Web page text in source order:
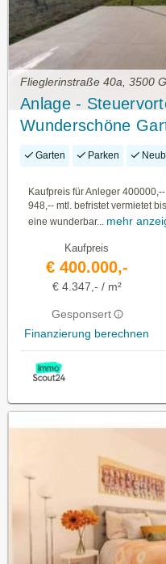
Flieglerinstraße 40a, 3500
Anlage -
Wunderschöne
Garten Parken
Kaufpreis für Anleger
948,-- mtl. befristet vermietet
eine wunderbar... mehr
Kaufpreis
€ 400.000,-
€ 4.347,- / m²
Gesponsert
Finanzierung berechnen